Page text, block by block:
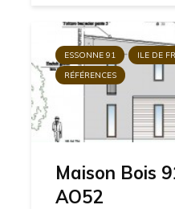
ESSONNE 91 ILE DE
RÉFÉRENCES
Maison Bois
AO52